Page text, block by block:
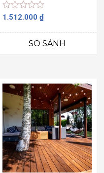
Được
hạng
sao
1.512.000₫
SO SÁNH